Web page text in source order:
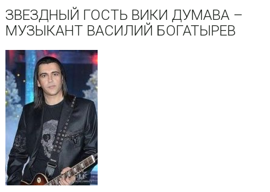
ЗВЕЗДНЫЙ ГОСТЬ ВИКИ ДУМАВА –
МУЗЫКАНТ ВАСИЛИЙ БОГАТЫРЕВ